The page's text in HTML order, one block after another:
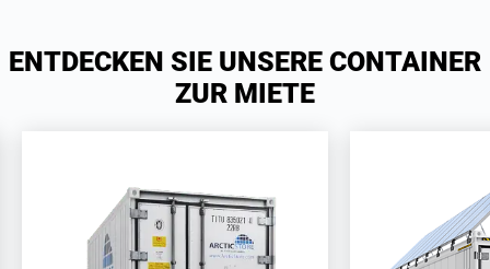
ENTDECKEN SIE UNSERE CONTAINER
ZUR MIETE